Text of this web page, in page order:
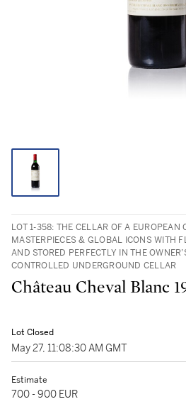
LOT 1-358: THE CELLAR OF A EUROPEAN
MASTERPIECES & GLOBAL ICONS WITH
AND STORED PERFECTLY IN THE
CONTROLLED UNDERGROUND CELLAR
Lot Closed
May 27, 11:08:30 AM GMT
Estimate
700 - 900 EUR